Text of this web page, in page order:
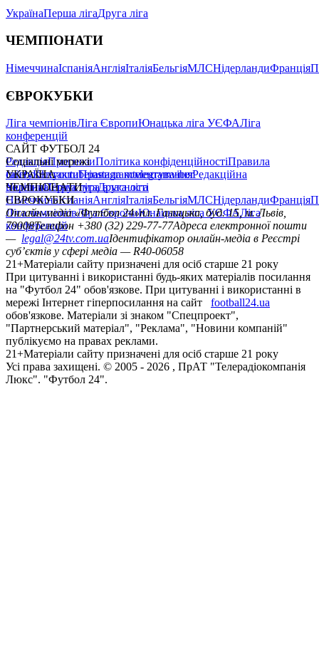
УкраїнаПерша лігаДруга ліга
ЧЕМПІОНАТИ
НімеччинаІспаніяАнгліяІталіяБельгіяМЛСНідерландиФранція
ЄВРОКУБКИ
Ліга чемпіонівЛіга ЄвропиЮнацька ліга УЄФАЛіга
конференцій
САЙТ ФУТБОЛ 24
РедакціяПрогнозиПолітика конфіденційностіПравила
сайтуКонтактиПравила коментуванняРедакційна
політикаСтруктура власності
Соціальні мережі
facebookxyoutubeinstagramtelegramviber
УКРАЇНА
УкраїнаПерша лігаДруга ліга
ЧЕМПІОНАТИ
НімеччинаІспаніяАнгліяІталіяБельгіяМЛСНідерландиФранція
ЄВРОКУБКИ
Ліга чемпіонівЛіга ЄвропиЮнацька ліга УЄФАЛіга
конференцій
Онлайн-медіа «Футбол 24»пл. Галицька, буд. 15, м. Львів,
79008Телефон +380 (32) 229-77-77Адреса електронної пошти
— legal@24tv.com.uaІдентифікатор онлайн-медіа в Реєстрі
суб’єктів у сфері медіа — R40-06058
21+Матеріали сайту призначені для осіб старше 21 року
При цитуванні і використанні будь-яких матеріалів посилання
на "Футбол 24" обов'язкове. При цитуванні і використанні в
мережі Інтернет гіперпосилання на сайт
football24.ua
обов'язкове. Матеріали зі знаком "Спецпроект",
"Партнерський матеріал", "Реклама", "Новини компаній"
публікуємо на правах реклами.
21+Матеріали сайту призначені для осіб старше 21 року
Усi права захищенi. © 2005 - 2026 , ПрАТ "Телерадіокомпанія
Люкс". "Футбол 24".